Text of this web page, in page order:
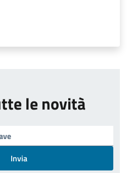
le novità
Invia